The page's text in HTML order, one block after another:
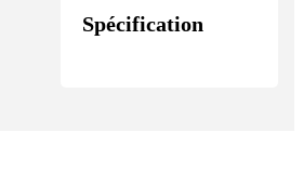
Spécification